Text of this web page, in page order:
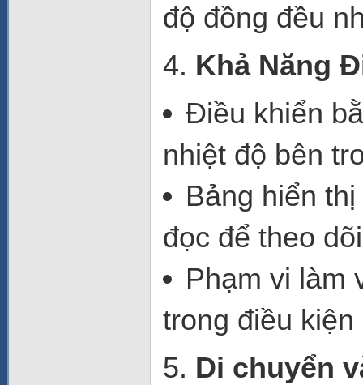
độ đồng đều
4. Khả Năng
Điều khiển
nhiệt độ bên
Bảng hiển
đọc để theo
Phạm vi làm
trong điều
5. Di chuyển